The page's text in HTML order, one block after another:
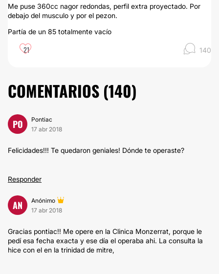
Me puse 360cc nagor redondas, perfil extra proyectado. Por
debajo del musculo y por el pezon.
Partía de un 85 totalmente vacío
21 140
COMENTARIOS (140)
PO
Pontiac
17 abr 2018
Felicidades!!! Te quedaron geniales! Dónde te operaste?
Responder
AN
Anónimo
17 abr 2018
Gracias pontiac!! Me opere en la Clinica Monzerrat, porque le
pedí esa fecha exacta y ese día el operaba ahi. La consulta la
hice con el en la trinidad de mitre,